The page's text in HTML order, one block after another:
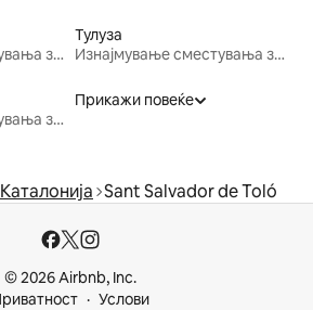
Изнајмување сместувања за одмор
Тулуза
Изнајмување сместувања за одмор
Изнајмување сместувања за одмор
Прикажи повеќе
Каталонија Sant Salvador de Toló
© 2026 Airbnb, Inc.
Услови